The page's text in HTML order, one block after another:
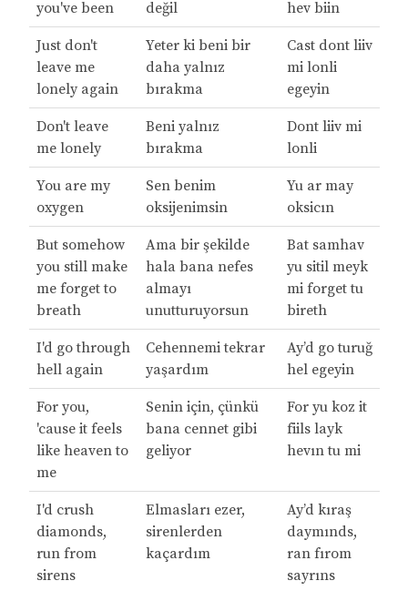
you've been değil hev biin
Just don't
leave me
lonely again
Yeter ki beni bir
daha yalnız
bırakma
Cast dont liiv
mi lonli
egeyin
Don't leave
me lonely
Beni yalnız
bırakma
Dont liiv mi
lonli
You are my
oxygen
Sen benim
oksijenimsin
Yu ar may
oksicın
But somehow
you still make
me forget to
breath
Ama bir şekilde
hala bana nefes
almayı
unutturuyorsun
Bat samhav
yu sitil meyk
mi forget tu
bireth
I'd go through
hell again
Cehennemi tekrar
yaşardım
Ay’d go turuğ
hel egeyin
For you,
'cause it feels
like heaven to
me
Senin için, çünkü
bana cennet gibi
geliyor
For yu koz it
fiils layk
hevın tu mi
I'd crush
diamonds,
run from
sirens
Elmasları ezer,
sirenlerden
kaçardım
Ay’d kıraş
daymınds,
ran fırom
sayrıns